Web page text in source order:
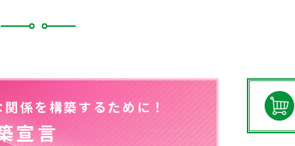
係を構築するために！
宣言